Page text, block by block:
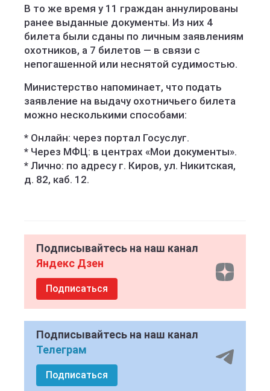
В то же время у 11 граждан аннулированы
ранее выданные документы. Из них 4
билета были сданы по личным заявлениям
охотников, а 7 билетов — в связи с
непогашенной или неснятой судимостью.
Министерство напоминает, что подать
заявление на выдачу охотничьего билета
можно несколькими способами:
* Онлайн: через портал Госуслуг.
* Через МФЦ: в центрах «Мои документы».
* Лично: по адресу г. Киров, ул. Никитская,
д. 82, каб. 12.
Подписывайтесь на наш канал
Яндекс Дзен
Подписаться
Подписывайтесь на наш канал
Телеграм
Подписаться